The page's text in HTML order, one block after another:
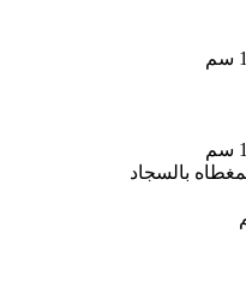
بالسجاد